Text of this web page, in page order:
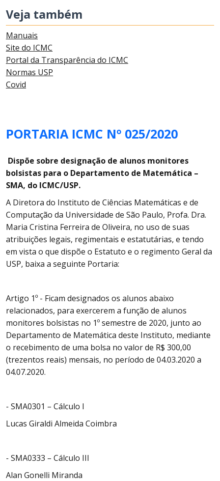
Veja também
Manuais
Site do ICMC
Portal da Transparência do ICMC
Normas USP
Covid
PORTARIA ICMC Nº 025/2020
Dispõe sobre designação de alunos monitores
bolsistas para o Departamento de Matemática –
SMA, do ICMC/USP.
A Diretora do Instituto de Ciências Matemáticas e de
Computação da Universidade de São Paulo, Profa. Dra.
Maria Cristina Ferreira de Oliveira, no uso de suas
atribuições legais, regimentais e estatutárias, e tendo
em vista o que dispõe o Estatuto e o regimento Geral da
USP, baixa a seguinte Portaria:
Artigo 1º - Ficam designados os alunos abaixo
relacionados, para exercerem a função de alunos
monitores bolsistas no 1º semestre de 2020, junto ao
Departamento de Matemática deste Instituto, mediante
o recebimento de uma bolsa no valor de R$ 300,00
(trezentos reais) mensais, no período de 04.03.2020 a
04.07.2020.
- SMA0301 – Cálculo I
Lucas Giraldi Almeida Coimbra
- SMA0333 – Cálculo III
Alan Gonelli Miranda